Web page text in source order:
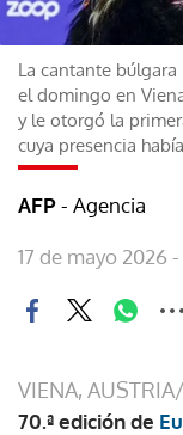
La cantante
el domingo en
y le otorgó la
cuya presencia
AFP - Agencia
17 de mayo 2026 -
VIENA, AUSTRIA/
70.ª edición de